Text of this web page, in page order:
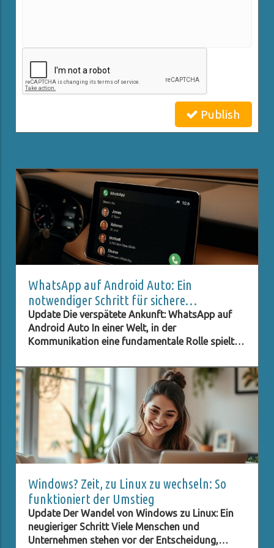
Publish
WhatsApp auf Android Auto: Ein
notwendiger Schritt für sichere
Kommunikation im Auto
Update Die verspätete Ankunft: WhatsApp auf
Android Auto In einer Welt, in der
Kommunikation eine fundamentale Rolle spielt,
WhatsApp erst nach dreijähriger Wartezeit auf
Android Auto verfügbar wird. Diese Verzögerung
stellt nicht nur technische Herausforderungen
dar, sondern wirft auch Fragen nach der
Bedeutung von Benutzerfreundlichkeit und
Datenschutz auf. Immer mehr Menschen sind auf
digitale Kommunikation angewiesen, und eine
reibungslos funktionierende App ist
entscheidend für den Alltag vieler Nutzer. Diese
Situation zeigt deutlich, dass auch große
Unternehmen wie Meta, die WhatsApp betreibt,
nicht immer schnell genug auf die Bedürfnisse
der Nutzer eingehen können. Die Bedeutung von
Benutzerfreundlichkeit und Datenschutz
Windows? Zeit, zu Linux zu wechseln: So
funktioniert der Umstieg
Update Der Wandel von Windows zu Linux: Ein
neugieriger Schritt Viele Menschen und
Unternehmen stehen vor der Entscheidung,